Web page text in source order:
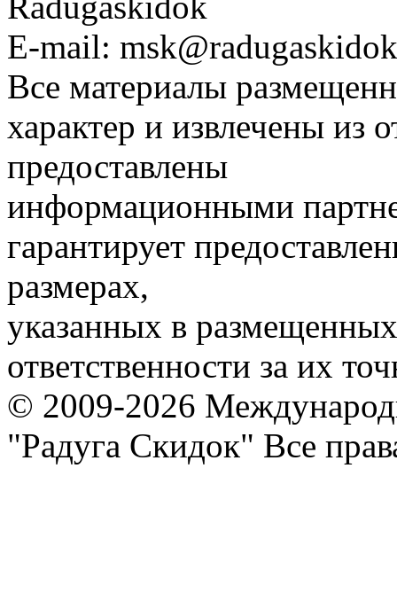
E-mail:
Все материалы
характер и извлечены из
предоставлены
информационными
гарантирует
размерах,
указанных в
ответственности за их
© 2009-2026
"Радуга Скидок" Все